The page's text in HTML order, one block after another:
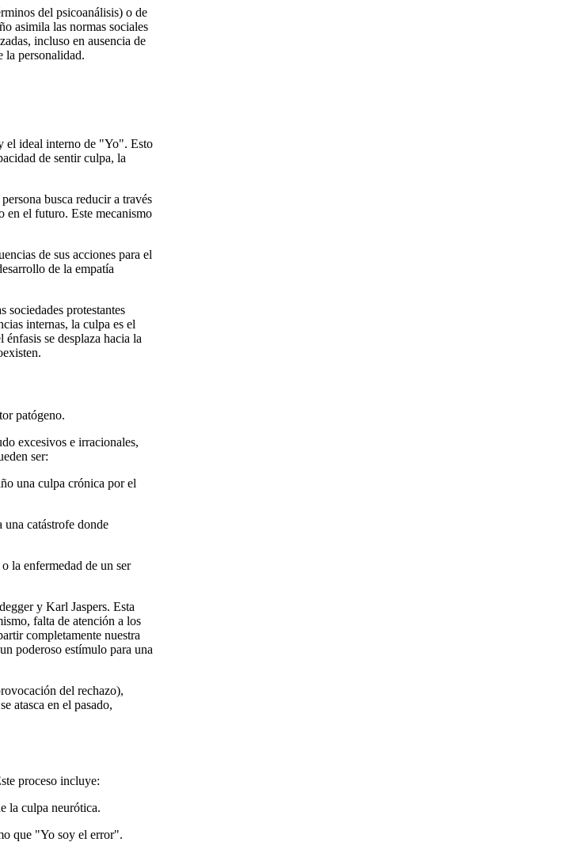
del psicoanálisis) o de
asimila las normas sociales
incluso en ausencia de
la personalidad.
el ideal interno de "Yo". Esto
de sentir culpa, la
busca reducir a través
en el futuro. Este mecanismo
de sus acciones para el
de la empatía
sociedades protestantes
internas, la culpa es el
se desplaza hacia la
patógeno.
excesivos e irracionales,
ser:
una culpa crónica por el
catástrofe donde
la enfermedad de un ser
y Karl Jaspers. Esta
falta de atención a los
completamente nuestra
poderoso estímulo para una
del rechazo),
atasca en el pasado,
proceso incluye:
la culpa neurótica.
que "Yo soy el error".